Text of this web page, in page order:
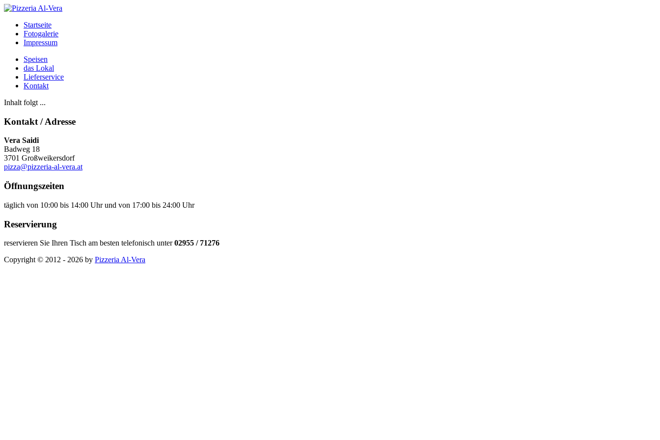
Startseite
Fotogalerie
Impressum
Speisen
das Lokal
Lieferservice
Kontakt
Inhalt folgt ...
Kontakt / Adresse
Vera Saidi
Badweg 18
3701 Großweikersdorf
pizza@pizzeria-al-vera.at
Öffnungszeiten
täglich von 10:00 bis 14:00 Uhr und von 17:00 bis 24:00 Uhr
Reservierung
reservieren Sie Ihren Tisch am besten telefonisch unter02955 / 71276
Copyright © 2012 - 2026 by Pizzeria Al-Vera